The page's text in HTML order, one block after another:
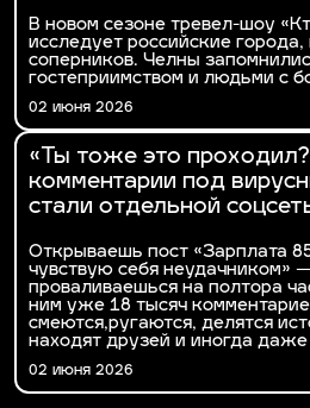
В новом сезоне тревел-шоу
исследует российские
соперников. Челны
гостеприимством и людьми с
02 июня 2026
«Ты тоже это
комментарии под
стали отдельной
Открываешь пост «Зарплата
чувствую себя неудачником»
проваливаешься на полтора
ним уже 18 тысяч
смеются,ругаются, делятся
находят друзей и иногда даже
02 июня 2026